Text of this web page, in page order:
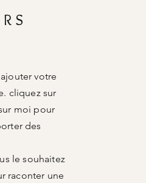
votre
cliquez sur
moi pour
des
le souhaitez
raconter une